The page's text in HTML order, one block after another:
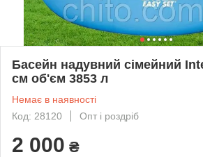
Басейн надувний сімейний
см об'єм 3853 л
Немає в наявності
Код: 28120
Опт і роздріб
2 000 ₴